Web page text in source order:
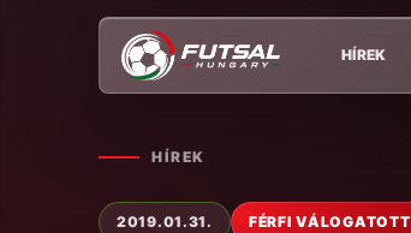
HÍREK
HÍREK
2019.01.31. FÉRFI VÁLOGATOTT